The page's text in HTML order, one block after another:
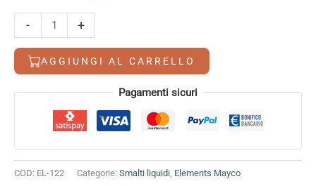
-
Malachite
quantità
+
AGGIUNGI AL CARRELLO
Alternative: Pagamenti sicuri
COD: EL-122 Categorie: Smalti liquidi, Elements Mayco